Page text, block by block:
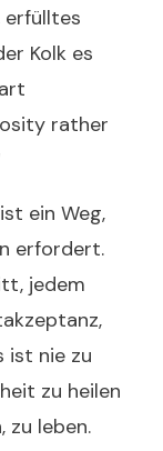
erfülltes
Kolk es
rather
ein Weg,
erfordert.
jedem
ist nie zu
zu heilen
zu leben.